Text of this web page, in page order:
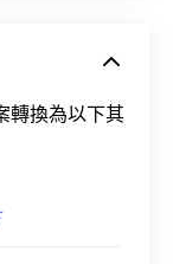
轉換為以下其